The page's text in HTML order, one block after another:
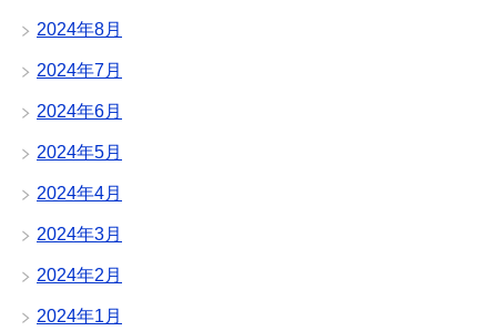
2024年8月
2024年7月
2024年6月
2024年5月
2024年4月
2024年3月
2024年2月
2024年1月